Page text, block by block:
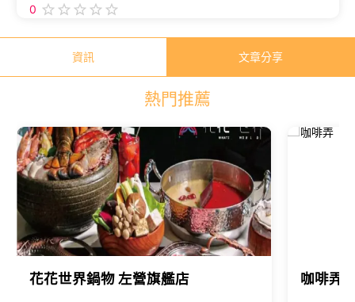
0
資訊 文章分享
熱門推薦
花花世界鍋物 左營旗艦店 咖啡弄